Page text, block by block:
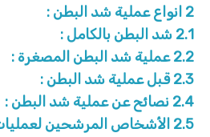
2 انواع عملية شد البطن :
2.1 شد البطن بالكامل :
2.2 عملية شد البطن المصغرة :
2.3 قبل عملية شد البطن :
2.4 نصائح عن عملية شد البطن :
2.5 الأشخاص المرشحين